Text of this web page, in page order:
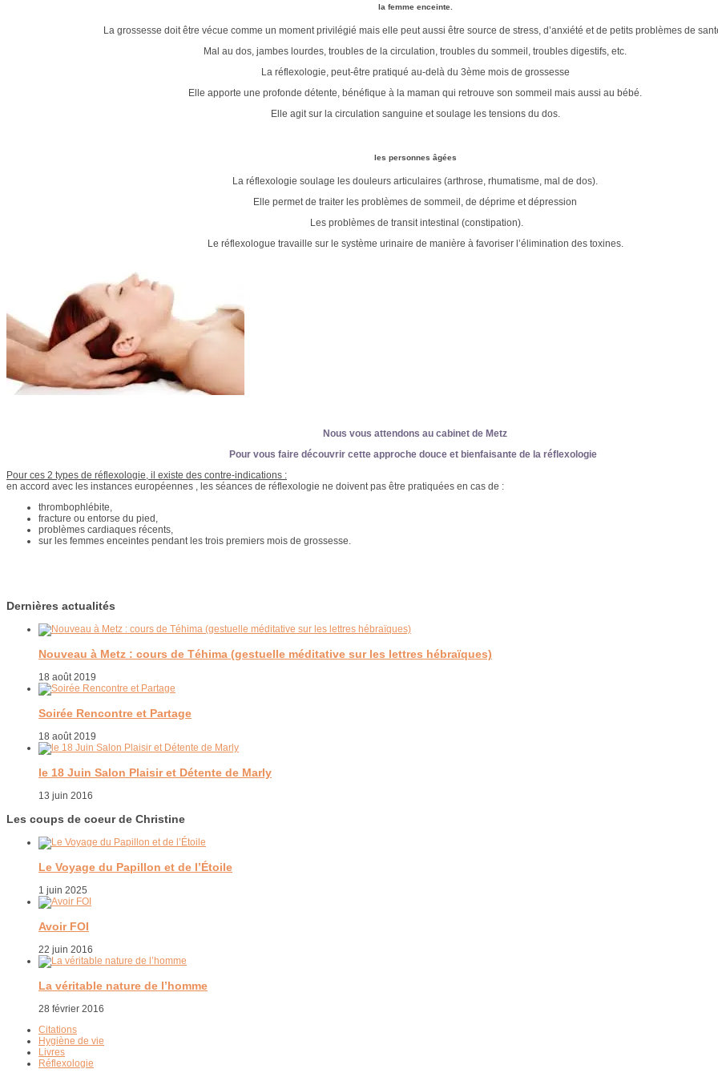
la femme enceinte.
La grossesse doit être vécue comme un moment privilégié mais elle peut aussi être source de stress, d’anxiété et de petits problèmes de
Mal au dos, jambes lourdes, troubles de la circulation, troubles du sommeil, troubles digestifs, etc.
La réflexologie, peut-être pratiqué au-delà du 3ème mois de grossesse
Elle apporte une profonde détente, bénéfique à la maman qui retrouve son sommeil mais aussi au bébé.
Elle agit sur la circulation sanguine et soulage les tensions du dos.
les personnes âgées
La réflexologie soulage les douleurs articulaires (arthrose, rhumatisme, mal de dos).
Elle permet de traiter les problèmes de sommeil, de déprime et dépression
Les problèmes de transit intestinal (constipation).
Le réflexologue travaille sur le système urinaire de manière à favoriser l’élimination des toxines.
Nous vous attendons au cabinet de Metz
Pour vous faire découvrir cette approche douce et bienfaisante de la réflexologie
Pour ces 2 types de réflexologie, il existe des contre-indications :
en accord avec les instances européennes , les séances de réflexologie ne doivent pas être pratiquées en cas de :
thrombophlébite,
fracture ou entorse du pied,
problèmes cardiaques récents,
sur les femmes enceintes pendant les trois premiers mois de grossesse.
Dernières actualités
Nouveau à Metz : cours de Téhima (gestuelle méditative sur les lettres hébraïques)
18 août 2019
Soirée Rencontre et Partage
18 août 2019
le 18 Juin Salon Plaisir et Détente de Marly
13 juin 2016
Les coups de coeur de Christine
Le Voyage du Papillon et de l’Étoile
1 juin 2025
Avoir FOI
22 juin 2016
La véritable nature de l’homme
28 février 2016
Citations
Hygiène de vie
Livres
Réflexologie